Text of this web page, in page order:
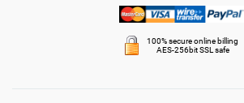
100% secure online billing
AES-256bit SSL safe